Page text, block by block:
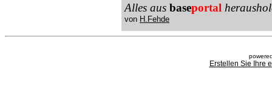
Alles aus baseportal
von H.Fehde
Erstellen Sie Ihre